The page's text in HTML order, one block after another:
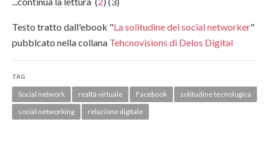
Testo tratto dall'ebook "La solitudine del social networker"
pubblcato nella collana Tehcnovisions di Delos Digital
TAG
Social network realtà virtuale Facebook
solitudine tecnologica
social networking
relazione digitale